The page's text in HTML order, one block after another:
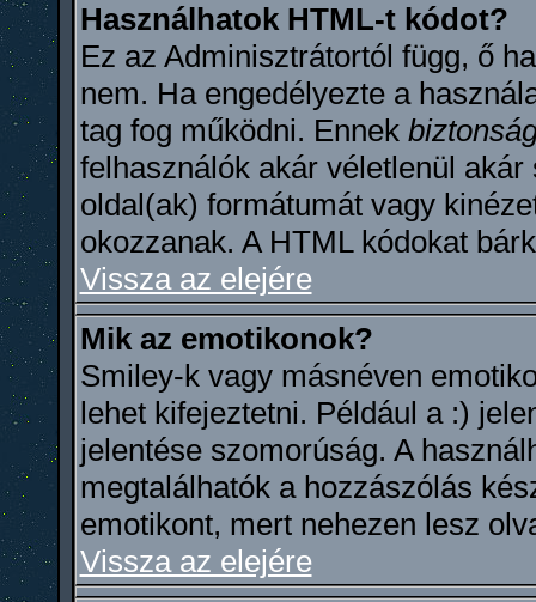
Használhatok HTML-t kódot?
Ez az Adminisztrátortól függ, ő
nem. Ha engedélyezte a
tag fog működni. Ennek
felhasználók akár véletlenül
oldal(ak) formátumát vagy
okozzanak. A HTML kódokat
Vissza az elejére
Mik az emotikonok?
Smiley-k vagy másnéven
lehet kifejeztetni. Például a :)
jelentése szomorúság. A
megtalálhatók a hozzászólás
emotikont, mert nehezen lesz
Vissza az elejére